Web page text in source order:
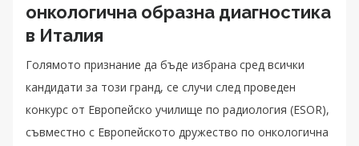
онкологична образна диагностика
в Италия
Голямото признание да бъде избрана сред всички
кандидати за този гранд, се случи след проведен
конкурс от Европейско училище по радиология (ESOR),
съвместно с Европейското дружество по онкологична